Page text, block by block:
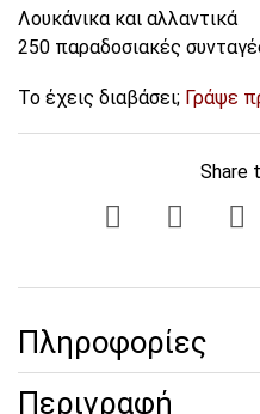
Λουκάνικα και αλλαντικά
250 παραδοσιακές
Το έχεις διαβάσει; Γράψε
Share
Πληροφορίες
Περιγραφή